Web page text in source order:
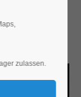
zulassen.